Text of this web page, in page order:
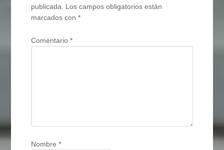
publicada.
Los campos obligatorios están
marcados con*
Comentario*
Nombre*